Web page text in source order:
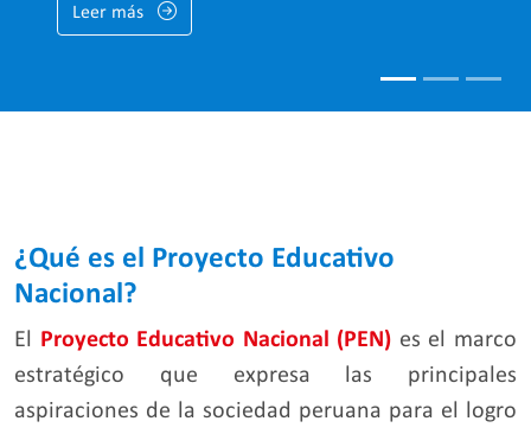
Leer más
¿Qué es el Proyecto Educativo
Nacional?
El Proyecto Educativo Nacional (PEN) es el marco
estratégico que expresa las principales
aspiraciones de la sociedad peruana para el logro